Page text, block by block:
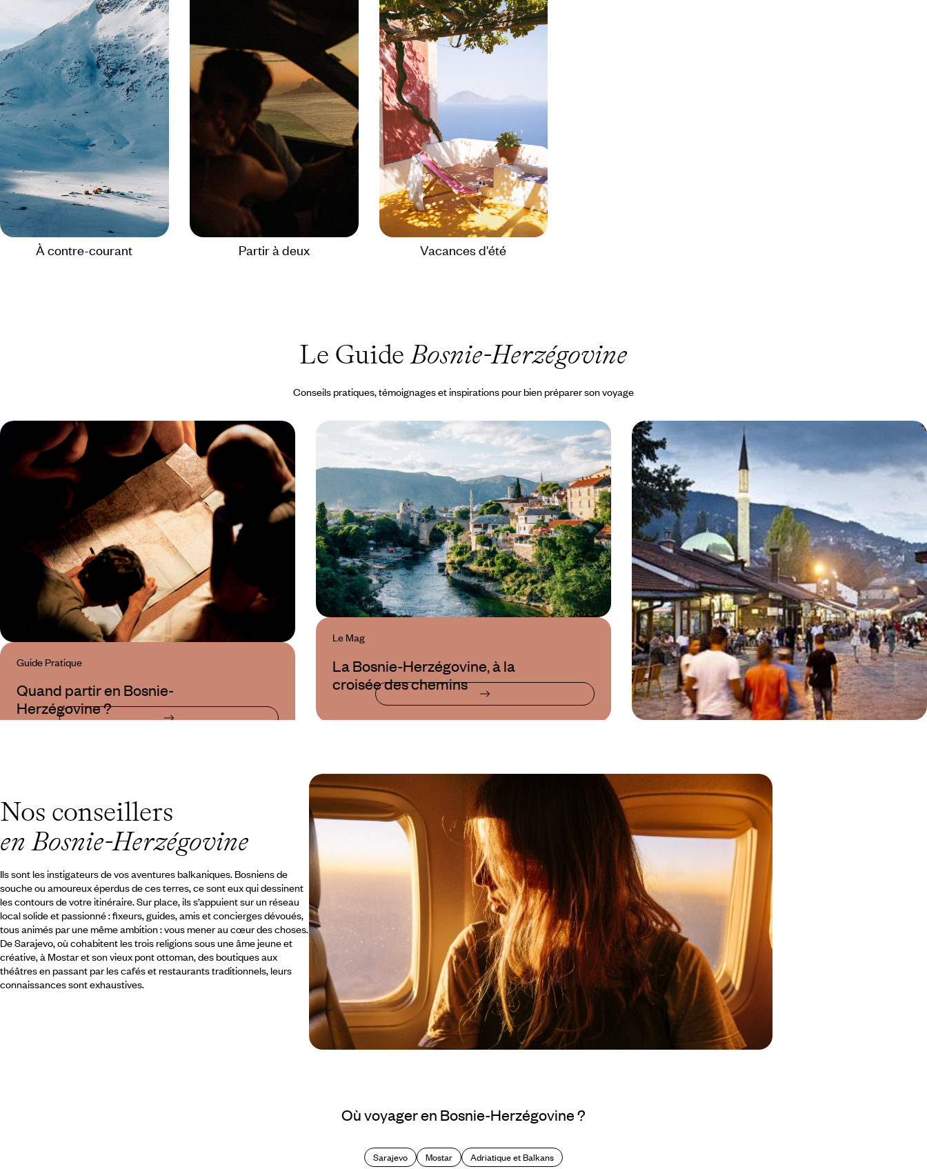
À contre-courant Partir à deux Vacances d'été
Le GuideBosnie-Herzégovine
Conseils pratiques, témoignages et inspirations pour bien préparer son voyage
Guide Pratique
Quand partir en Bosnie-
Herzégovine ?
Le Mag
La Bosnie-Herzégovine, à la
croisée des chemins
Nos conseillers
en Bosnie-Herzégovine
Ils sont les instigateurs de vos aventures balkaniques. Bosniens de
souche ou amoureux éperdus de ces terres, ce sont eux qui dessinent
les contours de votre itinéraire. Sur place, ils s’appuient sur un réseau
local solide et passionné : fixeurs, guides, amis et concierges dévoués,
tous animés par une même ambition : vous mener au cœur des choses.
De Sarajevo, où cohabitent les trois religions sous une âme jeune et
créative, à Mostar et son vieux pont ottoman, des boutiques aux
théâtres en passant par les cafés et restaurants traditionnels, leurs
connaissances sont exhaustives.
Où voyager en Bosnie-Herzégovine ?
Sarajevo Mostar Adriatique et Balkans